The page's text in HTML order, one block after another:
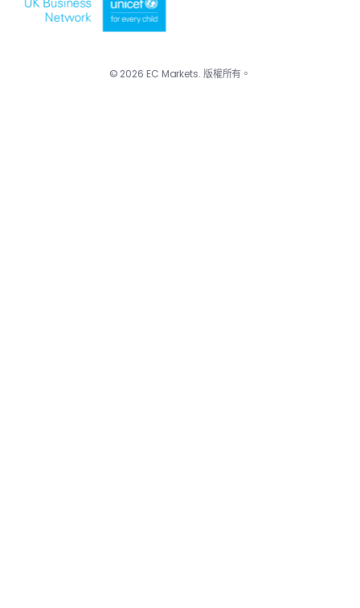
© 2026 EC Markets. 版權所有。